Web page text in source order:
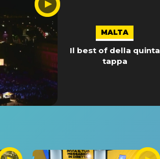
MALTA
Il best of della quinta
tappa